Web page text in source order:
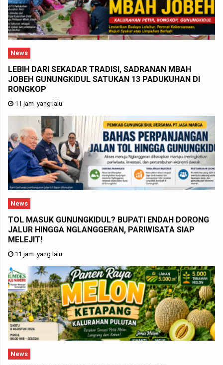
News
LEBIH DARI SEKADAR TRADISI, SADRANAN MBAH
JOBEH GUNUNGKIDUL SATUKAN 13 PADUKUHAN DI
RONGKOP
11 jam yang lalu
News
TOL MASUK GUNUNGKIDUL? BUPATI ENDAH DORONG
JALUR HINGGA NGLANGGERAN, PARIWISATA SIAP
MELEJIT!
11 jam yang lalu
News